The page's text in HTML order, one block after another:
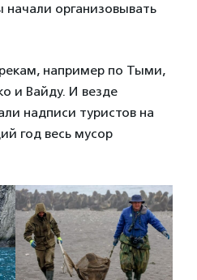
начали организовывать
например по Тыми,
и Вайду. И везде
надписи туристов на
год весь мусор